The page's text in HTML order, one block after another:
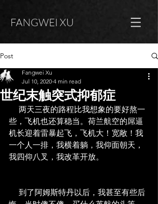
FANGWEI XU
Post
世纪末触突式抑郁症
Fangwei Xu
Jul 10, 2020 4 min read
些，飞机也还算稳当。荷兰航空的屌逼
机长迎着雷暴起飞，飞机大！宽敞！我
一个人一排，我横着躺，我仰面朝天，
我四仰八叉，我改革开放。